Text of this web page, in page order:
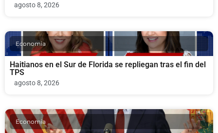
agosto 8, 2026
Economia
Haitianos en el Sur de Florida se repliegan tras el fin del
TPS
agosto 8, 2026
Economia